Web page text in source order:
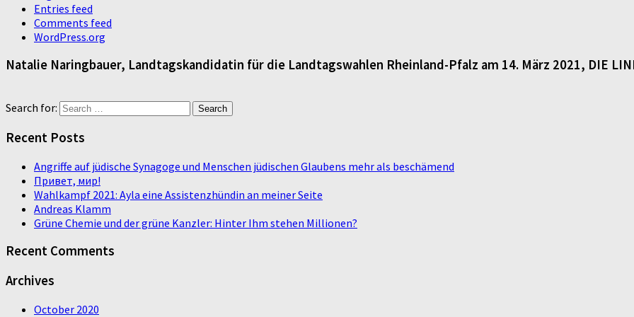
Entries feed
Comments feed
WordPress.org
Natalie Naringbauer, Landtagskandidatin für die Landtagswahlen Rheinland-Pfalz am 14. März 2021, DIE
Search for:
Recent Posts
Angriffe auf jüdische Synagoge und Menschen jüdischen Glaubens mehr als beschämend
Привет, мир!
Wahlkampf 2021: Ayla eine Assistenzhündin an meiner Seite
Andreas Klamm
Grüne Chemie und der grüne Kanzler: Hinter Ihm stehen Millionen?
Recent Comments
Archives
October 2020